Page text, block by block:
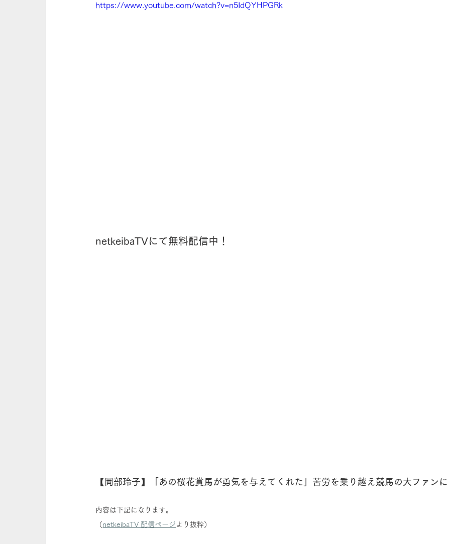
https://www.youtube.com/watch?v=n5IdQYHPGRk
netkeibaTVにて無料配信中！
【岡部玲子】「あの桜花賞馬が勇気を与えてくれた」苦労を乗り越え競馬の大ファンに
内容は下記になります。
（ netkeibaTV 配信ページ より抜粋）